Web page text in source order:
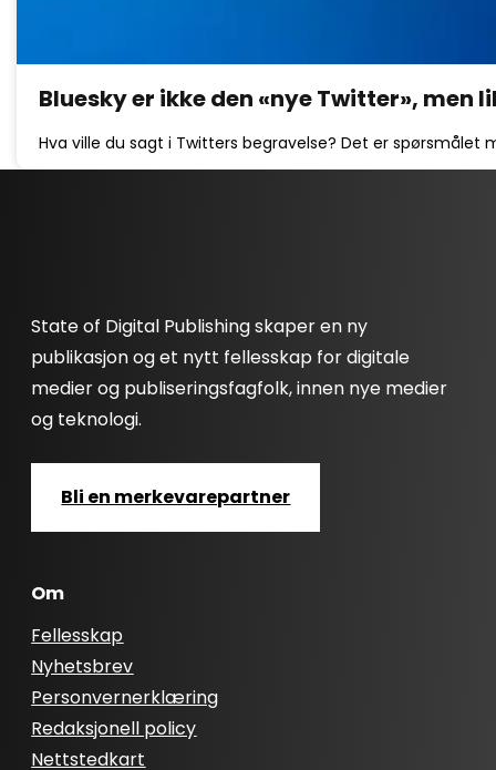
Bluesky er ikke den «nye Twitter»,
Hva ville du sagt i Twitters begravelse? Det er spørsmålet
State of Digital Publishing skaper en ny
publikasjon og et nytt fellesskap for digitale
medier og publiseringsfagfolk, innen nye medier
og teknologi.
Bli en merkevarepartner
Om
Fellesskap
Nyhetsbrev
Personvernerklæring
Redaksjonell policy
Nettstedkart